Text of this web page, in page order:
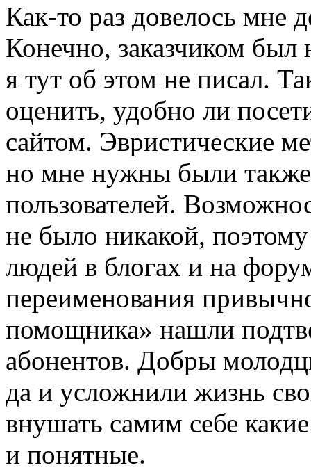
Как-то раз довелось мне
Конечно, заказчиком
я тут об этом не писал.
оценить, удобно ли
сайтом. Эвристические
но мне нужны были
пользователей.
не было никакой,
людей в блогах и на
переименования
помощника» нашли
абонентов. Добры
да и усложнили жизнь
внушать самим себе
и понятные.